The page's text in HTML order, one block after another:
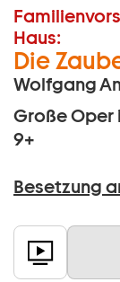
Haus:
Die
Wolfgang
Große Oper
9+
Besetzung